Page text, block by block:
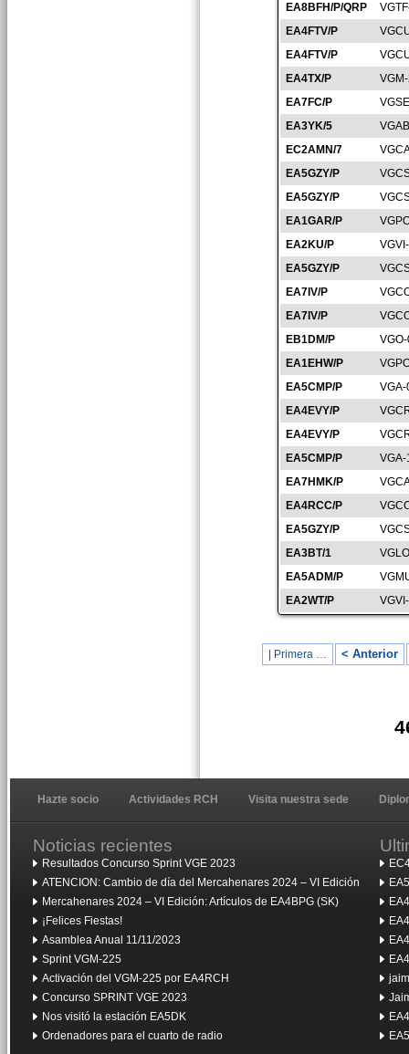
EA8BFH/P/QRP
EA4FTV/P
EA4FTV/P
EA4TX/P
EA7FC/P
EA3YK/5
EC2AMN/7
EA5GZY/P
EA5GZY/P
EA1GAR/P
EA2KU/P
EA5GZY/P
EA7IV/P
EA7IV/P
EB1DM/P
EA1EHW/P
EA5CMP/P
EA4EVY/P
EA4EVY/P
EA5CMP/P
EA7HMK/P
EA4RCC/P
EA5GZY/P
EA3BT/1
EA5ADM/P
EA2WT/P
| Primera … < Anterior
Hazte socio Actividades RCH Visita nuestra sede
Noticias recientes
Resultados Concurso Sprint VGE 2023
ATENCION: Cambio de día del Mercahenares 2024 – VI Edición
Mercahenares 2024 – VI Edición: Artículos de EA4BPG (SK)
¡Felices Fiestas!
Asamblea Anual 11/11/2023
Sprint VGM-225
Activación del VGM-225 por EA4RCH
Concurso SPRINT VGE 2023
Nos visitó la estación EA5DK
Ordenadores para el cuarto de radio